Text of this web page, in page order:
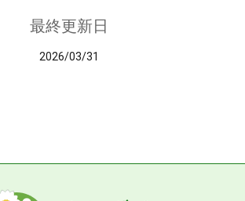
最終更新日
2026/03/31